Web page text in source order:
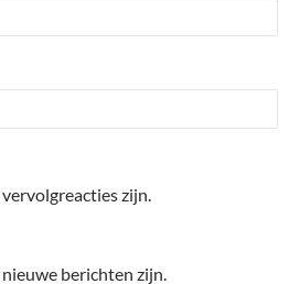
zijn.
berichten zijn.